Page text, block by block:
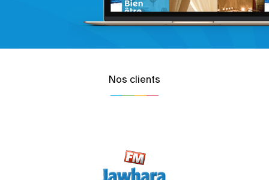
Nos clients